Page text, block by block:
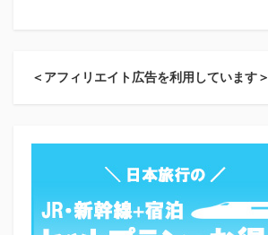
＜アフィリエイト広告を利用しています＞